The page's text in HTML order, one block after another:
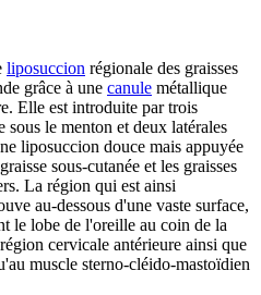
liposuccion régionale des graisses
grâce à une canule métallique
Elle est introduite par trois
le menton et deux latérales
liposuccion douce mais appuyée
sous-cutanée et les graisses
La région qui est ainsi
au-dessous d'une vaste surface,
le lobe de l'oreille au coin de la
cervicale antérieure ainsi que
muscle sterno-cléido-mastoïdien